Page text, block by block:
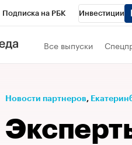
Подписка на РБК Инвестиции
РБК Вино
Проверка контрагентов
Все выпуски
Новости партнеров⁠,